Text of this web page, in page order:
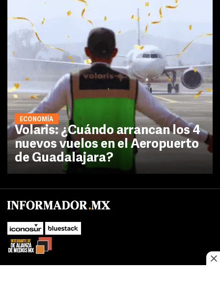
ECONOMÍA
Volaris: ¿Cuándo arrancan los 4
nuevos vuelos en el Aeropuerto
de Guadalajara?